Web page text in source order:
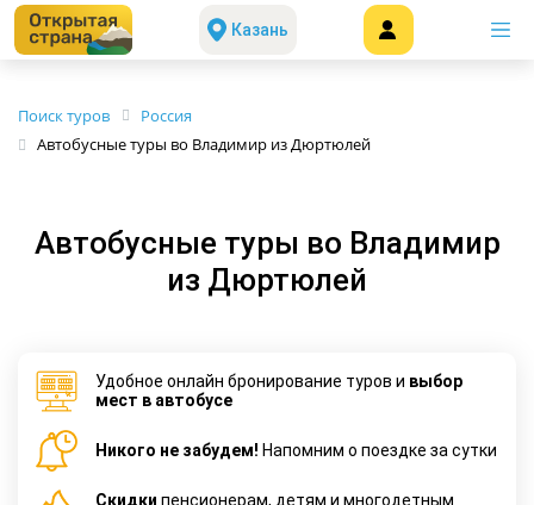
Казань
Поиск туров
Россия
Автобусные туры во Владимир из Дюртюлей
Автобусные туры во Владимир
из Дюртюлей
Удобное онлайн бронирование туров и выбор
мест в автобусе
Никого не забудем! Напомним о поездке за сутки
Cкидки пенсионерам, детям и многодетным